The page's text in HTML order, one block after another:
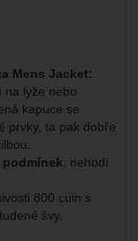
Mens Jacket:
na lyže nebo
kapuce se
prvky, ta pak dobře
, nehodí
800 cuin s
švy.